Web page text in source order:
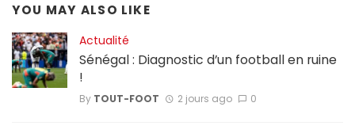
YOU MAY ALSO LIKE
Actualité
Sénégal : Diagnostic d’un football en ruine
!
By TOUT-FOOT 2 jours ago 0